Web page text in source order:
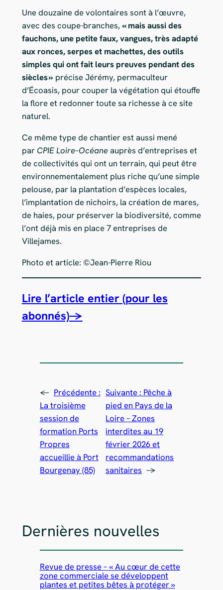
Une douzaine de volontaires sont à l’œuvre,
avec des coupe-branches,« mais aussi des
fauchons, une petite faux, vangues, très adapté
aux ronces, serpes et machettes, des outils
simples qui ont fait leurs preuves pendant des
siècles »précise Jérémy, permaculteur
d’Écoasis, pour couper la végétation qui étouffe
la flore et redonner toute sa richesse à ce site
naturel.
Ce même type de chantier est aussi mené
par CPIELoire–Océaneauprès d’entreprises et
de collectivités qui ont un terrain, qui peut être
environnementalement plus riche qu’une simple
pelouse, par la plantation d’espèces locales,
l’implantation de nichoirs, la création de mares,
de haies, pour préserver la biodiversité, comme
l’ont déjà mis en place 7 entreprises de
Villejames.
Photo et article: ©Jean-Pierre Riou
Lire l’article entier (pour les
abonnés)→
← Précédente :
La troisième
session de
formation Ports
Propres
accueillie à Port
Bourgenay (85)
Suivante : Pêche à
pied en Pays de la
Loire – Zones
interdites au 19
février 2026 et
recommandations
sanitaires →
Dernières nouvelles
Revue de presse – « Au cœur de cette
zone commerciale se développent
plantes et petites bêtes à protéger »